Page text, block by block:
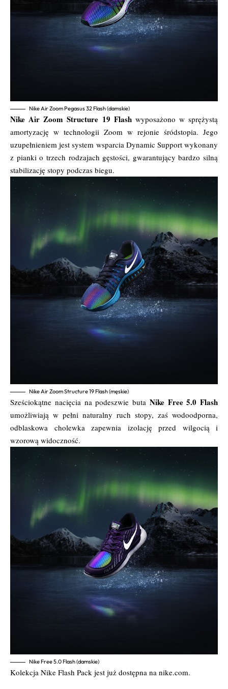
Nike Air Zoom Pegasus 32 Flash (damskie)
Nike Air Zoom Structure 19 Flashwyposażono w sprężystą
amortyzację w technologii Zoom w rejonie śródstopia. Jego
uzupełnieniem jest system wsparcia Dynamic Support wykonany
z pianki o trzech rodzajach gęstości, gwarantujący bardzo silną
stabilizację stopy podczas biegu.
Nike Air Zoom Structure 19 Flash (męskie)
Sześciokątne nacięcia na podeszwie buta Nike Free 5.0 Flash
umożliwiają w pełni naturalny ruch stopy, zaś wodoodporna,
odblaskowa cholewka zapewnia izolację przed wilgocią i
wzorową widoczność.
Nike Free 5.0 Flash (damskie)
Kolekcja Nike Flash Pack jest już dostępna na nike.com.